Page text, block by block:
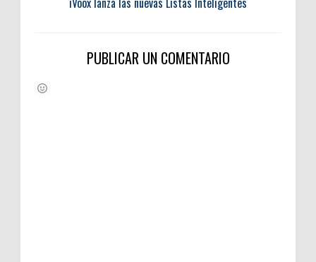
PUBLICAR UN COMENTARIO